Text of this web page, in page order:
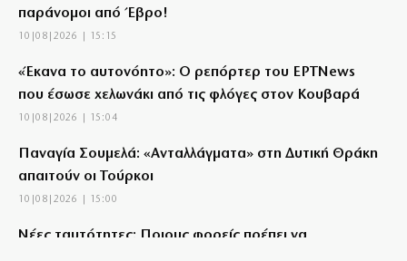
παράνομοι από Έβρο!
10|08|2026 | 15:15
«Έκανα το αυτονόητο»: Ο ρεπόρτερ του ΕΡΤNews
που έσωσε χελωνάκι από τις φλόγες στον Κουβαρά
10|08|2026 | 15:04
Παναγία Σουμελά: «Ανταλλάγματα» στη Δυτική Θράκη
απαιτούν οι Τούρκοι
10|08|2026 | 15:00
Νέες ταυτότητες: Ποιους φορείς πρέπει να